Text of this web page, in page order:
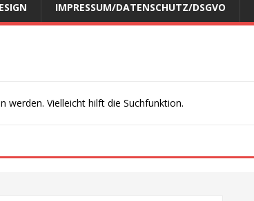
IMPRESSUM/DATENSCHUTZ/DSGVO
werden. Vielleicht hilft die Suchfunktion.